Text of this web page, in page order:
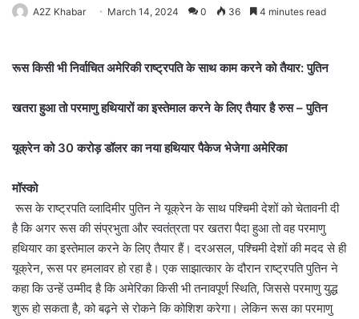
A2Z Khabar March 14, 2024 0 36 4 minutes read
रूस किसी भी निर्वाचित अमेरिकी राष्ट्रपति के साथ काम करने को तैयार: पुतिन
खतरा हुआ तो परमाणु हथियारों का इस्तेमाल करने के लिए तैयार है रुस – पुतिन
यूक्रेन को 30 करोड़ डॉलर का नया हथियार पैकेज भेजेगा अमेरिका
मॉस्को
रूस के राष्ट्रपति व्लादिमीर पुतिन ने यूक्रेन के साथ पश्चिमी देशों को चेतावनी दी
है कि अगर रूस की संप्रभुता और स्वतंत्रता पर खतरा पैदा हुआ तो वह परमाणु
हथियार का इस्तेमाल करने के लिए तैयार हैं। दरअसल, पश्चिमी देशों की मदद से ही
यूक्रेन, रूस पर हमलावर हो रहा है। एक साझात्कार के दौरान राष्ट्रपति पुतिन ने
कहा कि उन्हें उम्मीद है कि अमेरिका किसी भी तनावपूर्ण स्थिति, जिससे परमाणु युद्ध
शुरू हो सकता है, को बढ़ने से रोकने कि कोशिश करेगा। लेकिन रूस का परमाणु